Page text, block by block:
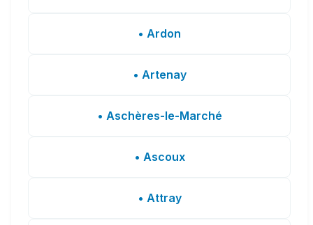
• Ardon
• Artenay
• Aschères-le-Marché
• Ascoux
• Attray